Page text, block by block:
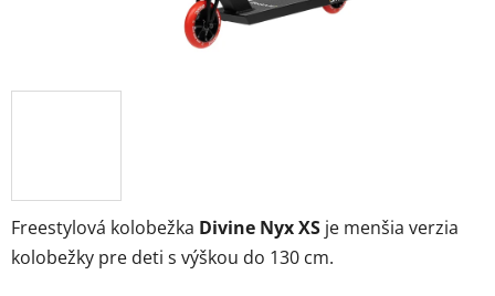
Freestylová kolobežka Divine Nyx XS je menšia verzia
kolobežky pre deti s výškou do 130 cm.